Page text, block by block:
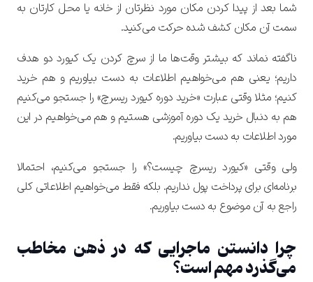
شما بعد از پیدا کردن مکان مورد نظرتان از خانه یا محل کارتان به
سمت آن مکان کشف شده حرکت می‌کنید.
ناگفته نماند که بیشتر وقت‌ها ما از سرچ کردن یک کیورد دو هدف
داریم؛ یعنی هم می‌خواهیم اطلاعات به دست بیاوریم و هم خرید
کنیم؛ مثلا وقتی عبارت «خرید دوره کیورد ریسرچ» را جستجو می‌کنیم
هم به دنبال خرید یک دوره آموزشی هستیم و هم می‌خواهیم در این
مورد اطلاعات به دست بیاوریم.
ولی وقتی «کیورد ریسرچ چیست؟» را جستجو می‌کنیم، احتمالا
برنامه‌ای برای پرداخت پول نداریم. بلکه فقط می‌خواهیم اطلاعاتی کلی
راجع به آن موضوع به دست بیاوریم.
چرا دانستن ماجرایی که در ذهن مخاطب
می‌گذرد مهم است؟